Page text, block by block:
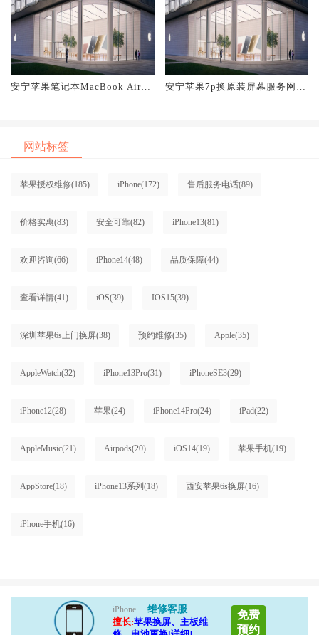
安宁苹果笔记本MacBook Air换
安宁苹果7p换原装屏幕服务网点
网站标签
苹果授权维修(185) iPhone(172) 售后服务电话(89)
价格实惠(83) 安全可靠(82) iPhone13(81)
欢迎咨询(66) iPhone14(48) 品质保障(44)
查看详情(41) iOS(39) IOS15(39)
深圳苹果6s上门换屏(38) 预约维修(35) Apple(35)
AppleWatch(32) iPhone13Pro(31) iPhoneSE3(29)
iPhone12(28) 苹果(24) iPhone14Pro(24) iPad(22)
AppleMusic(21) Airpods(20) iOS14(19) 苹果手机(19)
AppStore(18) iPhone13系列 (18) 西安苹果6s换屏(16)
iPhone手机(16)
iPhone
维修客服
擅长:苹果换屏、主板维
免费
预约